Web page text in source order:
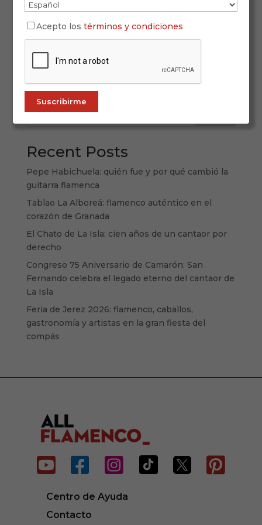
Lo que comenzó como una curiosidad exótica
se ha convertido, décadas después, en una
emocional. El flamenco en Japón no solo goza de
buena salud: crece, evoluciona y se...
Recent Posts
Pepe Habichuela: quién fue y por qué cambió la
guitarra flamenca
Tablao La Alboreá: flamenco auténtico en el
corazón de Granada
El Chato de La Isla: cien años de un cantaor por
derecho
Congreso 75 Aniversario de Camarón: San
Fernando celebra el legado eterno del cantaor de
La Isla
Feria de Jerez 2026: flamenco, caballos,
gastronomía y artistas en la gran fiesta del
compás
     
Centro de Ayuda
Contacto
Acepto lostérminos y condiciones